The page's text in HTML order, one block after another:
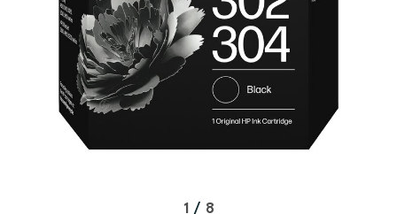
1 / 8